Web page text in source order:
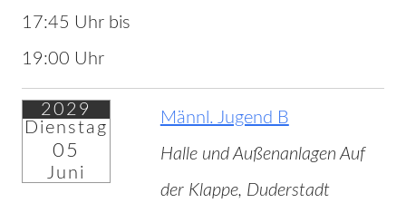
17:45 Uhr bis
19:00 Uhr
2029
Dienstag
05
Juni
Männl. Jugend B
Halle und Außenanlagen Auf
der Klappe, Duderstadt